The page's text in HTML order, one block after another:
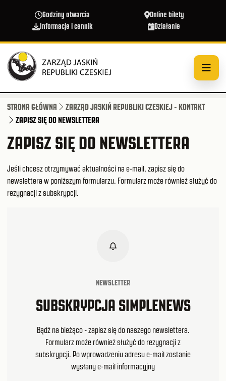
Godziny otwarcia
Online bilety
Informacje i cennik
Działanie
STRONA GŁÓWNA
ZARZĄD JASKIŃ REPUBLIKI CZESKIEJ - KONTAKT
ZAPISZ SIĘ DO NEWSLETTERA
ZAPISZ SIĘ DO NEWSLETTERA
Jeśli chcesz otrzymywać aktualności na e-mail, zapisz się do
newslettera w poniższym formularzu. Formularz może również służyć do
rezygnacji z subskrypcji.
NEWSLETTER
SUBSKRYPCJA SIMPLENEWS
Bądź na bieżąco - zapisz się do naszego newslettera.
Formularz może również służyć do rezygnacji z
subskrypcji. Po wprowadzeniu adresu e-mail zostanie
wysłany e-mail informacyjny